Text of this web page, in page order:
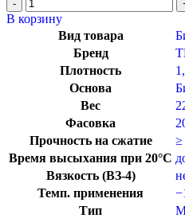
В корзину
Вид товара
Бренд
Плотность
Основа
Вес
Фасовка
Прочность на сжатие
≥
Время высыхания при 20°C
Вязкость (ВЗ-4)
Темп. применения
Тип